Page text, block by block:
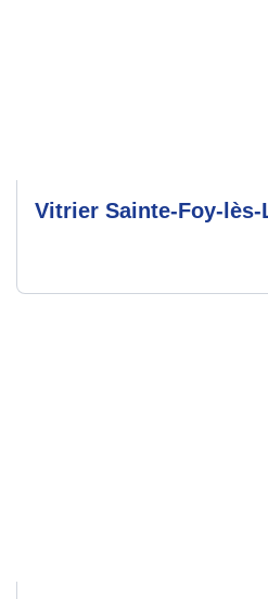
Vitrier Sainte-Foy-lès-